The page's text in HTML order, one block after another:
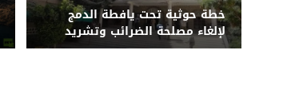
خطة حوثية تحت يافطة الدمج
لإلغاء مصلحة الضرائب وتشريد
أكثر من 7 آلاف موظف